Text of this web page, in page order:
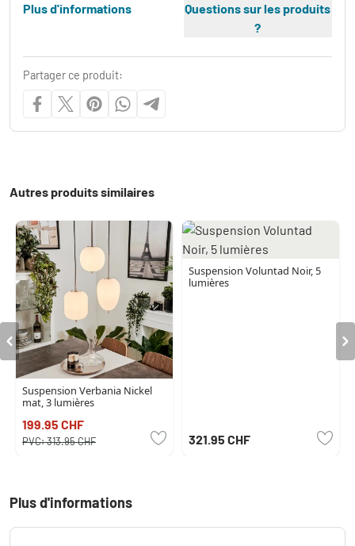
Plus d'informations
Questions sur les produits
?
Partager ce produit:
Autres produits similaires
Suspension Verbania Nickel
mat, 3 lumières
199.95 CHF
PVC:313.95 CHF
Suspension Voluntad Noir, 5
lumières
321.95 CHF
Plus d'informations